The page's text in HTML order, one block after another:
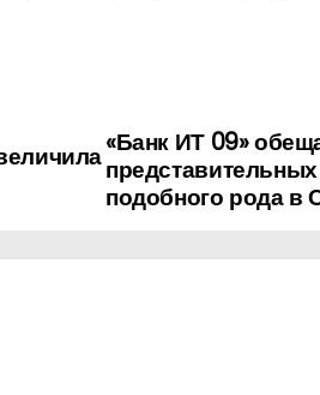
«Банк ИТ 09»
подобного рода в